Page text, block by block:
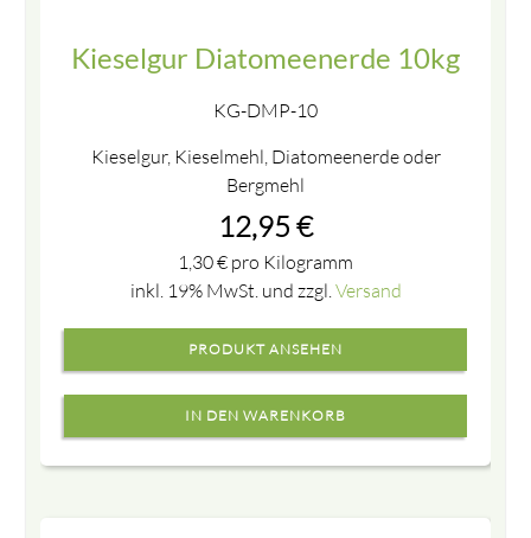
Kieselgur Diatomeenerde 10kg
KG-DMP-10
Kieselgur, Kieselmehl, Diatomeenerde oder
Bergmehl
12,95 €
1,30€ pro Kilogramm
inkl. 19% MwSt. und zzgl. Versand
PRODUKT ANSEHEN